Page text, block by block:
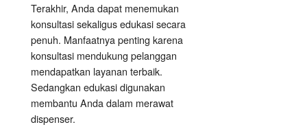
Terakhir, Anda dapat menemukan
konsultasi sekaligus edukasi secara
penuh. Manfaatnya penting karena
konsultasi mendukung pelanggan
mendapatkan layanan terbaik.
Sedangkan edukasi digunakan
membantu Anda dalam merawat
dispenser.